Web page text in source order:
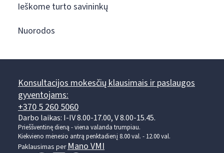
Ieškome turto savininkų
Nuorodos
Konsultacijos mokesčių klausimais ir paslaugos
gyventojams:
+370 5 260 5060
Darbo laikas: I-IV 8.00-17.00, V 8.00-15.45.
Prieššventinę dieną - viena valanda trumpiau.
Kiekvieno mėnesio antrą penktadienį 8.00 val. - 12.00 val.
Paklausimas perMano VMI